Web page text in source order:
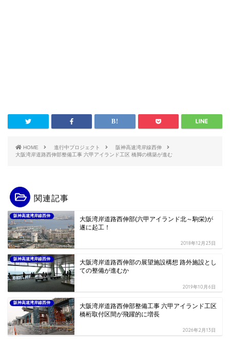
HOME 進行中プロジェクト
阪神高速湾岸線西伸
大阪湾岸道路西伸部整備工事 六甲アイランド工区 橋脚の構築が進む
関連記事
阪神高速湾岸線西伸
大阪湾岸道路西伸部(六甲アイランド北～駒栄)が
遂に起工！
2018年12月23日
阪神高速湾岸線西伸
大阪湾岸道路西伸部の展望施設構想 路外施設とし
ての整備が進むか
2019年10月6日
阪神高速湾岸線西伸
大阪湾岸道路西伸部整備工事 六甲アイランド工区
橋桁取付区間が飛躍的に増長
2026年2月13日